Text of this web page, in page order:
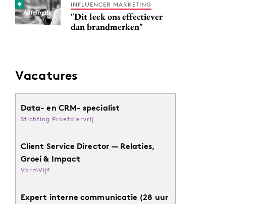
INFLUENCER MARKETING
"Dit leek ons effectiever
dan brandmerken"
Vacatures
Data- en CRM- specialist
Stichting Proefdiervrij
Client Service Director — Relaties,
Groei & Impact
VormVijf
Expert interne communicatie (28 uur